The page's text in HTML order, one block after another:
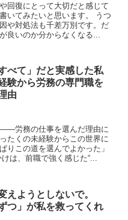
回復にとって大切だと感じて
いてみたいと思います。 うつ
や対処法も千差万別です。だ
良いのか分からなくなる...
べて」だと実感した私
験から労務の専門職を
由
労務の仕事を選んだ理由に
たくの未経験からこの世界に
りこの道を選んでよかった」
は、前職で強く感じた“...
えようとしないで。
つ」が私を救ってくれ